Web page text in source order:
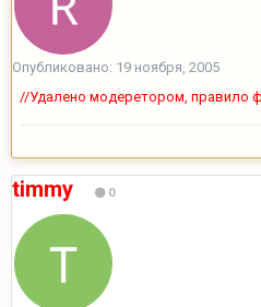
Опубликовано: 19 ноября, 2005
//Удалено модеретором, правило
timmy 0